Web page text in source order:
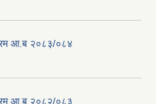
आ.ब २०८३/०८४
आ.ब २०८२/०८३